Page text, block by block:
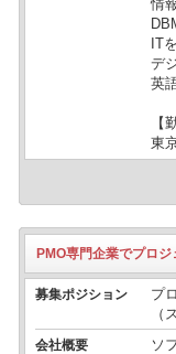
情
IT
デ
英
【
東
PMO専門企業でプロ
募集ポジション
プ
（
会社概要
ソ